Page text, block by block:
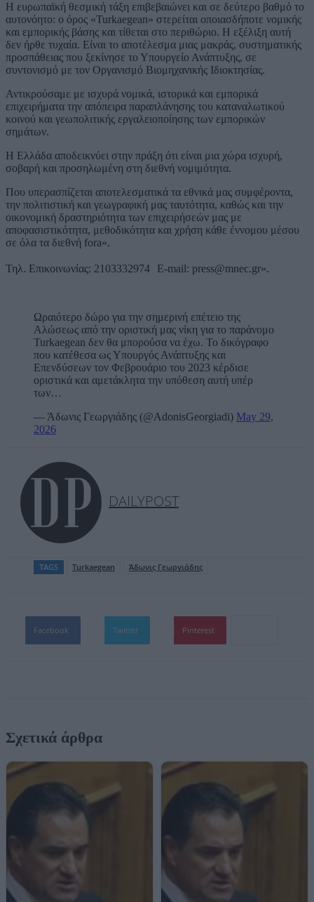
Η ευρωπαϊκή θεσμική τάξη επιβεβαιώνει και σε δεύτερο βαθμό το
αυτονόητο: ο όρος «Turkaegean» στερείται οποιασδήποτε νομικής
και εμπορικής βάσης και τίθεται στο περιθώριο. Η εξέλιξη αυτή
δεν ήρθε τυχαία. Είναι το αποτέλεσμα μιας μακράς, συστηματικής
προσπάθειας που ξεκίνησε το Υπουργείο Ανάπτυξης, σε
συντονισμό με τον Οργανισμό Βιομηχανικής Ιδιοκτησίας.
Αντικρούσαμε με ισχυρά νομικά, ιστορικά και εμπορικά
επιχειρήματα την απόπειρα παραπλάνησης του καταναλωτικού
κοινού και γεωπολιτικής εργαλειοποίησης των εμπορικών
σημάτων.
Η Ελλάδα αποδεικνύει στην πράξη ότι είναι μια χώρα ισχυρή,
σοβαρή και προσηλωμένη στη διεθνή νομιμότητα.
Που υπερασπίζεται αποτελεσματικά τα εθνικά μας συμφέροντα,
την πολιτιστική και γεωγραφική μας ταυτότητα, καθώς και την
οικονομική δραστηριότητα των επιχειρήσεών μας με
αποφασιστικότητα, μεθοδικότητα και χρήση κάθε έννομου μέσου
σε όλα τα διεθνή fora».
Τηλ. Επικοινωνίας: 2103332974 E-mail: press@mnec.gr».
Ωραιότερο δώρο για την σημερινή επέτειο της
Αλώσεως από την οριστική μας νίκη για το παράνομο
Turkaegean δεν θα μπορούσα να έχω. Το δικόγραφο
που κατέθεσα ως Υπουργός Ανάπτυξης και
Επενδύσεων τον Φεβρουάριο του 2023 κέρδισε
οριστικά και αμετάκλητα την υπόθεση αυτή υπέρ
των…
— Άδωνις Γεωργιάδης (@AdonisGeorgiadi) May 29,
2026
DAILYPOST
TAGS Turkaegean Άδωνις Γεωργιάδης
Facebook Twitter Pinterest
Σχετικά άρθρα